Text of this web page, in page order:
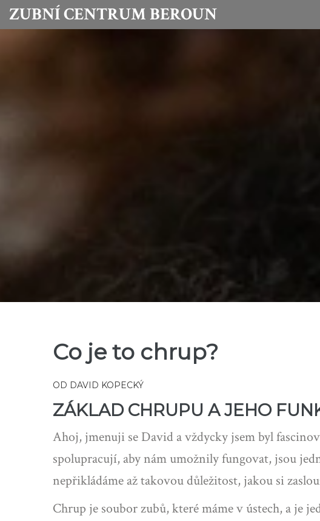
ZUBNÍ CENTRUM BEROUN
Co je to chrup?
OD DAVID KOPECKÝ
ZÁKLAD CHRUPU A JEHO
Ahoj, jmenuji se David a vždycky jsem byl
spolupracují, aby nám umožnily fungovat, jsou
nepřikládáme až takovou důležitost, jakou si
Chrup je soubor zubů, které máme v ústech, a je